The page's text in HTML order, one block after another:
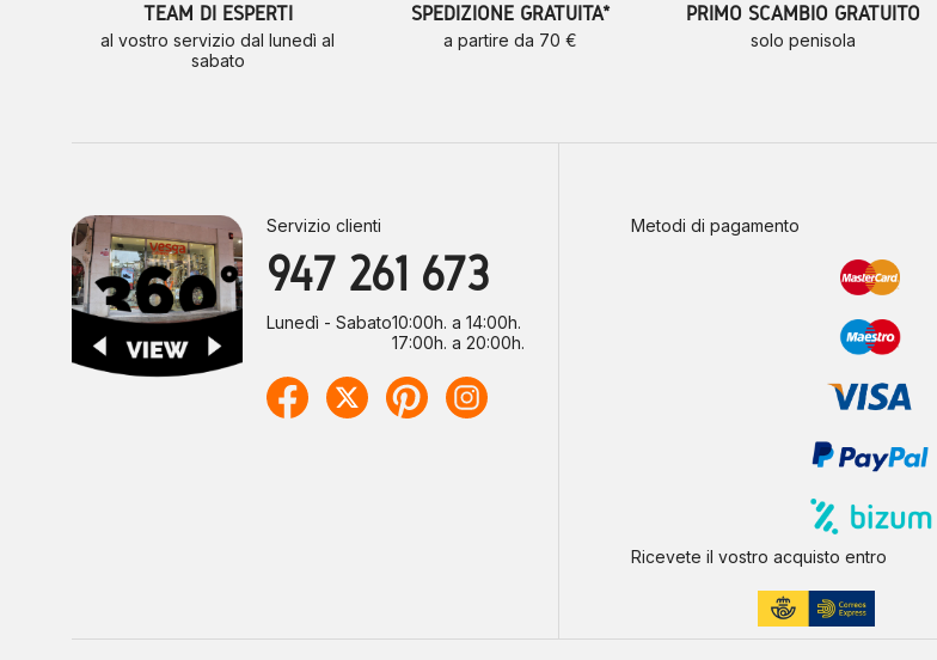
TEAM DI ESPERTI
al vostro servizio dal lunedì al
sabato
SPEDIZIONE GRATUITA*
a partire da 70 €
PRIMO SCAMBIO GRATUITO
solo penisola
Servizio clienti
947 261 673
Lunedì - Sabato10:00h. a 14:00h.
17:00h. a 20:00h.
Metodi di pagamento
Ricevete il vostro acquisto entro